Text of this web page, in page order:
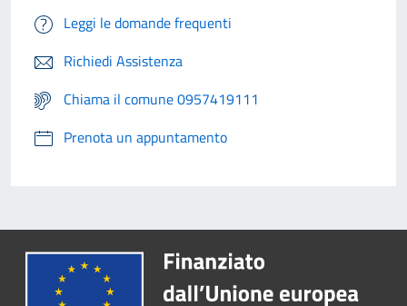
Leggi le domande frequenti
Richiedi Assistenza
Chiama il comune 0957419111
Prenota un appuntamento